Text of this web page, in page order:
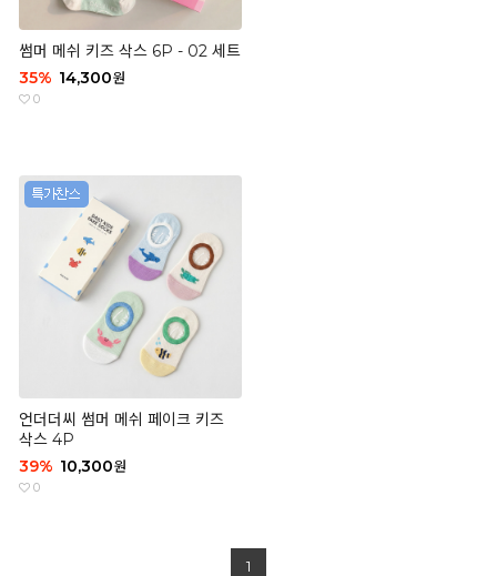
썸머 메쉬 키즈 삭스 6P - 02 세트
35% 14,300원
0
언더더씨 썸머 메쉬 페이크 키즈
삭스 4P
39% 10,300원
0
1